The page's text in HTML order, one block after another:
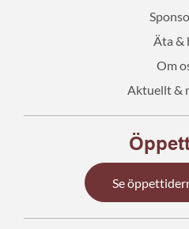
Äta &
Om
Aktuellt &
Se